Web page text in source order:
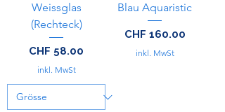
Weissglas
(Rechteck)
Preis
CHF 58.00
inkl. MwSt
Blau Aquaristic
Preis
CHF 160.00
inkl. MwSt